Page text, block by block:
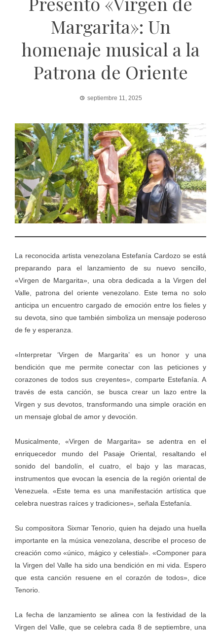
Margarita»: Un
homenaje musical a la
Patrona de Oriente
septiembre 11, 2025
La reconocida artista venezolana Estefanía Cardozo se está
preparando para el lanzamiento de su nuevo sencillo,
«Virgen de Margarita», una obra dedicada a la Virgen del
Valle, patrona del oriente venezolano. Este tema no solo
anticipa un encuentro cargado de emoción entre los fieles y
su devota, sino que también simboliza un mensaje poderoso
de fe y esperanza.
«Interpretar ‘Virgen de Margarita’ es un honor y una
bendición que me permite conectar con las peticiones y
corazones de todos sus creyentes», comparte Estefanía. A
través de esta canción, se busca crear un lazo entre la
Virgen y sus devotos, transformando una simple oración en
un mensaje global de amor y devoción.
Musicalmente, «Virgen de Margarita» se adentra en el
enriquecedor mundo del Pasaje Oriental, resaltando el
sonido del bandolín, el cuatro, el bajo y las maracas,
instrumentos que evocan la esencia de la región oriental de
Venezuela. «Este tema es una manifestación artística que
celebra nuestras raíces y tradiciones», señala Estefanía.
Su compositora Sixmar Tenorio, quien ha dejado una huella
importante en la música venezolana, describe el proceso de
creación como «único, mágico y celestial». «Componer para
la Virgen del Valle ha sido una bendición en mi vida. Espero
que esta canción resuene en el corazón de todos», dice
Tenorio.
La fecha de lanzamiento se alinea con la festividad de la
Virgen del Valle, que se celebra cada 8 de septiembre, una